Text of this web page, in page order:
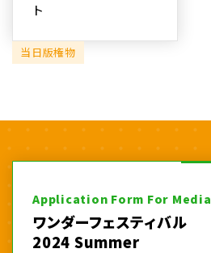
ト
当日版権物
Application Form For Media
ワンダーフェスティバル
2024 Summer